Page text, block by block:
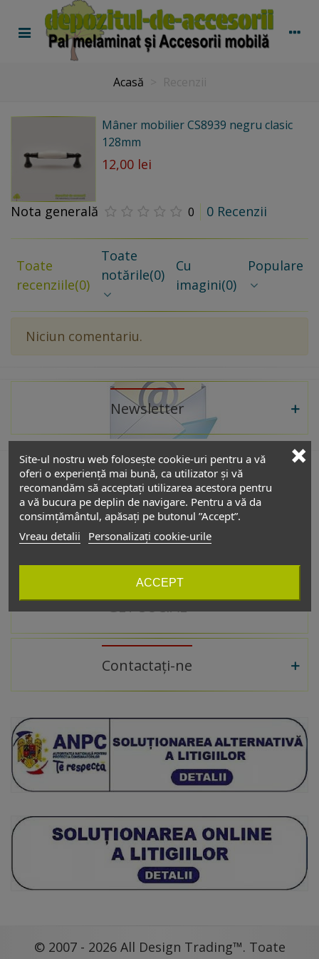
Acasă
Mâner mobilier CS8939 negru clasic
128mm
12,00 lei
Nota generală 0 0 Recenzii
Toate
recenziile(0)
Toate
notările(0)
Cu
imagini(0)
Populare
Niciun comentariu.
Site-ul nostru web folosește cookie-uri pentru a vă
oferi o experiență mai bună, ca utilizator și vă
recomandăm să acceptați utilizarea acestora pentru
a vă bucura pe deplin de navigare. Pentru a vă da
consimțământul, apăsați pe butonul ”Accept”.
Vreau detalii
Personalizați cookie-urile
ACCEPT
Newsletter
De interes
Catalog
GET SOCIAL
Contactați-ne
© 2007 - 2026 All Design Trading™. Toate